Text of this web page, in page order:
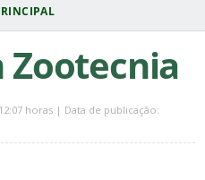
Zootecnia
horas | Data de publicação: